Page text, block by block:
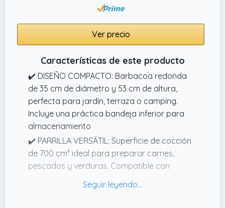
Ver precio
Características de este producto
✔️ DISEÑO COMPACTO: Barbacoa redonda
de 35 cm de diámetro y 53 cm de altura,
perfecta para jardín, terraza o camping.
Incluye una práctica bandeja inferior para
almacenamiento
✔️ PARRILLA VERSÁTIL: Superficie de cocción
de 700 cm² ideal para preparar carnes,
pescados y verduras. Compatible con